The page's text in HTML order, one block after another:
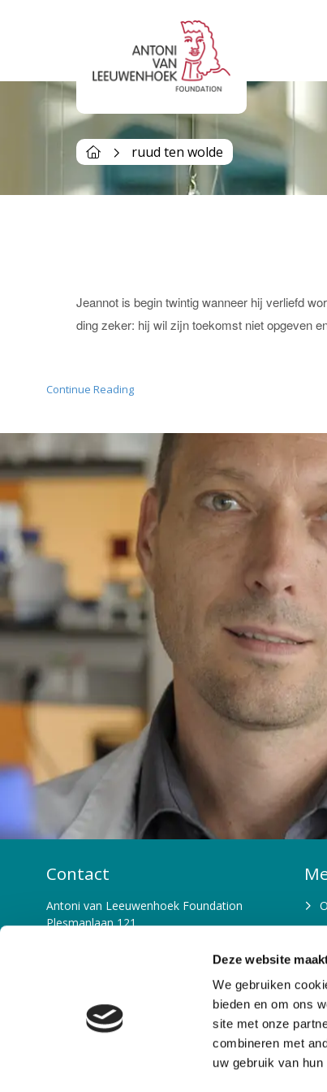
Deze website
We gebruiken
bieden en om ons
site met onze
combineren met
uw gebruik van
ruud ten wolde
Tag Archives | ruud
Jeannot is begin twintig wanneer hij verliefd
ding zeker: hij wil zijn toekomst niet opgeven
Continue Reading
Contact
Antoni van Leeuwenhoek Foundation
Plesmanlaan 121
IBAN: NL26 RABO 0102 9000 00
KvK: 53146093